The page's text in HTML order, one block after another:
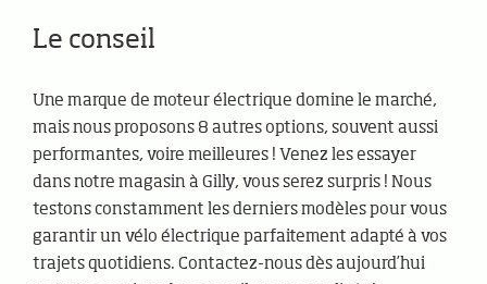
Le conseil
Une marque de moteur électrique domine le marché,
mais nous proposons 8 autres options, souvent aussi
performantes, voire meilleures ! Venez les essayer
dans notre magasin à Gilly, vous serez surpris ! Nous
testons constamment les derniers modèles pour vous
garantir un vélo électrique parfaitement adapté à vos
trajets quotidiens. Contactez-nous dès aujourd’hui